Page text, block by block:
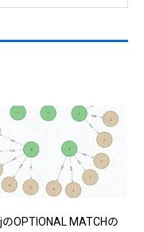
のOPTIONAL MATCHの